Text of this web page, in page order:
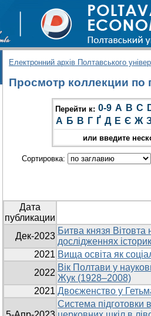
Електронний архів Полтавського
Просмотр коллекции по
Перейти к: 0-9 A B C
А Б В Г Ґ Д Е Є Ж
или введите
Сортировка:
Дата
публикации
Дек-2023
Битва князя Вітовта
дослідженнях
2021 Вища освіта як
2022
Вік Полтави у
Жук (1928–2008)
2021 Двоєженство у
Система підготовки